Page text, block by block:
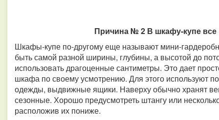
Причина № 2 В шкафу-купе
Шкафы-купе по-другому еще называют мини-
быть самой разной ширины, глубины, а высотой до
использовать драгоценные сантиметры. Это дает
шкафа по своему усмотрению. Для этого используют
одежды, выдвижные ящики. Наверху обычно хранят
сезонные. Хорошо предусмотреть штангу или
расположив их пониже.